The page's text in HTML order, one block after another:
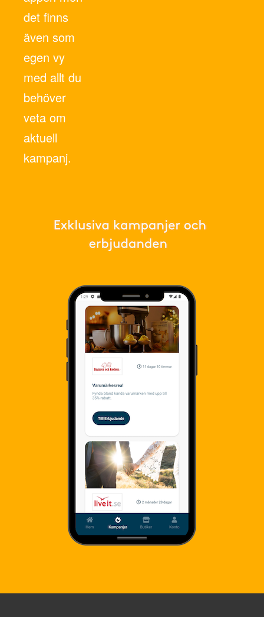
det finns
även som
egen vy
med allt du
behöver
veta om
aktuell
kampanj.